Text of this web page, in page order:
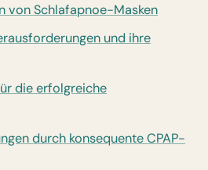
von Schlafapnoe-Masken
und ihre
die erfolgreiche
durch konsequente CPAP-